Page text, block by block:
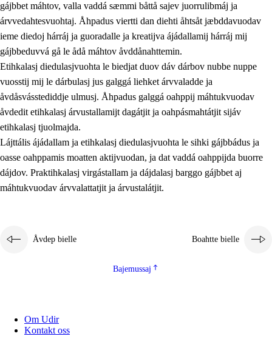
1.6 Demokratijja ja oassálasstem
gájbbet máhtov, valla vaddá sæmmi båttå sajev juorrulibmáj ja
árvvedahtesvuohtaj. Åhpadus viertti dan diehti åhtsåt jæbddavuodav
ieme diedoj hárráj ja guoradalle ja kreatijva ájádallamij hárráj mij
gájbbeduvvá gå le ådå máhtov åvddånahttemin.
Etihkalasj diedulasjvuohta le biedjat duov dáv dárbov nubbe nuppe
vuosstij mij le dárbulasj jus galggá liehket árvvaladde ja
åvdåsvásstediddje ulmusj. Åhpadus galggá oahppij máhtukvuodav
åvdedit etihkalasj árvustallamijt dagátjit ja oahpásmahtátjit sijáv
etihkalasj tjuolmajda.
Lájttális ájádallam ja etihkalasj diedulasjvuohta le sihki gájbbádus ja
oasse oahppamis moatten aktijvuodan, ja dat vaddá oahppijda buorre
dájdov. Praktihkalasj virgástallam ja dájdalasj barggo gájbbet aj
máhtukvuodav árvvalattatjit ja árvustalátjit.
Åvdep bielle Boahtte bielle
Bajemussaj
Om Udir
Kontakt oss